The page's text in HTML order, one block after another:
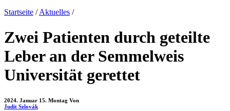
Startseite / Aktuelles /
Zwei Patienten durch geteilte
Leber an der Semmelweis
Universität gerettet
2024. Januar 15. Montag Von
Judit Szlovák